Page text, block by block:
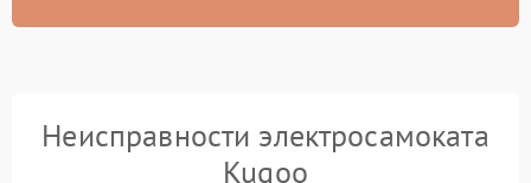
Неисправности электросамоката
Kugoo